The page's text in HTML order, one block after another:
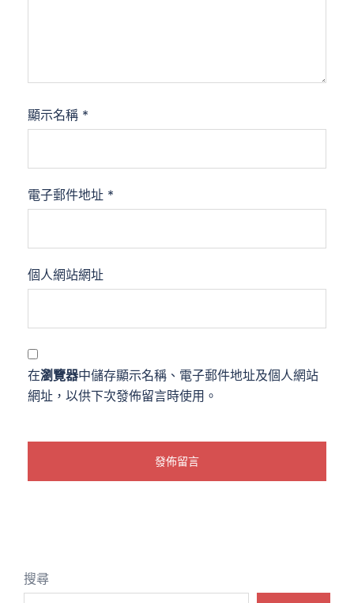
顯示名稱 *
電子郵件地址 *
個人網站網址
在瀏覽器中儲存顯示名稱、電子郵件地址及個人網站
網址，以供下次發佈留言時使用。
搜尋